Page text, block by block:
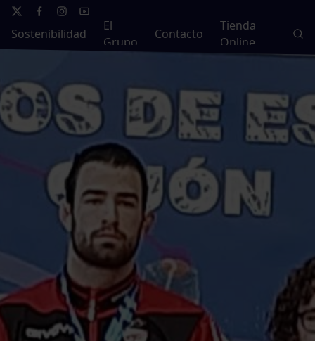
Sostenibilidad
El
Grupo
Contacto
Tienda
Online